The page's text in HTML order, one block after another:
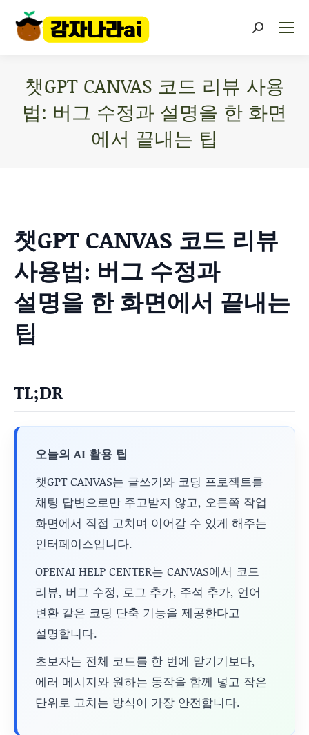
챗GPT CANVAS 코드 리뷰 사용
법: 버그 수정과 설명을 한 화면
에서 끝내는 팁
챗GPT CANVAS 코드 리뷰
사용법: 버그 수정과
설명을 한 화면에서 끝내는
팁
TL;DR
오늘의 AI 활용 팁
챗GPT CANVAS는 글쓰기와 코딩 프로젝트를
채팅 답변으로만 주고받지 않고, 오른쪽 작업
화면에서 직접 고치며 이어갈 수 있게 해주는
인터페이스입니다.
OPENAI HELP CENTER는 CANVAS에서 코드
리뷰, 버그 수정, 로그 추가, 주석 추가, 언어
변환 같은 코딩 단축 기능을 제공한다고
설명합니다.
초보자는 전체 코드를 한 번에 맡기기보다,
에러 메시지와 원하는 동작을 함께 넣고 작은
단위로 고치는 방식이 가장 안전합니다.